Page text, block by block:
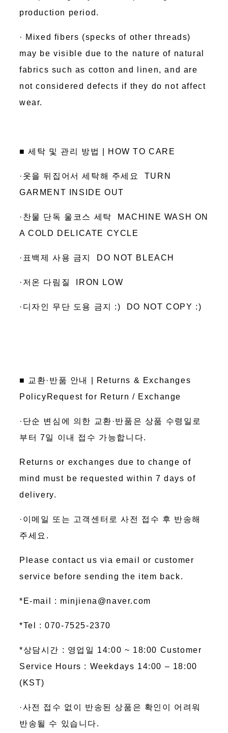
production period.
· Mixed fibers (specks of other threads)
may be visible due to the nature of natural
fabrics such as cotton and linen, and are
not considered defects if they do not affect
wear.
■ 세탁 및 관리 방법 | HOW TO CARE
·옷을 뒤집어서 세탁해 주세요 TURN
GARMENT INSIDE OUT
·찬물 단독 울코스 세탁 MACHINE WASH ON
A COLD DELICATE CYCLE
·표백제 사용 금지 DO NOT BLEACH
·저온 다림질 IRON LOW
·디자인 무단 도용 금지 :) DO NOT COPY :)
■ 교환·반품 안내 | Returns & Exchanges
PolicyRequest for Return / Exchange
·단순 변심에 의한 교환·반품은 상품 수령일로
부터 7일 이내 접수 가능합니다.
Returns or exchanges due to change of
mind must be requested within 7 days of
delivery.
·이메일 또는 고객센터로 사전 접수 후 반송해
주세요.
Please contact us via email or customer
service before sending the item back.
*E-mail : minjiena@naver.com
*Tel : 070-7525-2370
*상담시간 : 영업일 14:00 ~ 18:00 Customer
Service Hours : Weekdays 14:00 – 18:00
(KST)
·사전 접수 없이 반송된 상품은 확인이 어려워
반송될 수 있습니다.